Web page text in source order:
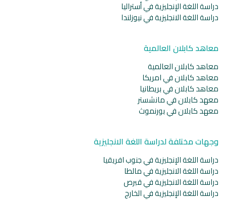
دراسة اللغة الإنجليزية في أستراليا
دراسة اللغة الانجليزية في نيوزلندا
معاهد كابلان العالمية
معاهد كابلان العالمية
معاهد كابلان في امريكا
معاهد كابلان في بريطانيا
معهد كابلان في مانشستر
معهد كابلان في بورنموث
وجهات مختلفة لدراسة اللغة الانجليزية
دراسة اللغة الإنجليزية في جنوب افريقيا
دراسة اللغة الانجليزية في مالطا
دراسة اللغة الانجليزية في قبرص
دراسة اللغة الإنجليزية في الخارج